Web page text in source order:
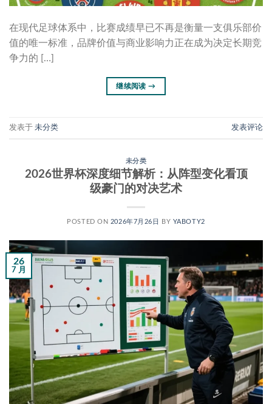
在现代足球体系中，比赛成绩早已不再是衡量一支俱乐部价
值的唯一标准，品牌价值与商业影响力正在成为决定长期竞
争力的 […]
继续阅读→
发表于 未分类 发表评论
未分类
2026世界杯深度细节解析：从阵型变化看顶
级豪门的对决艺术
POSTED ON 2026年7月26日 BY YABOTY2
26
7 月